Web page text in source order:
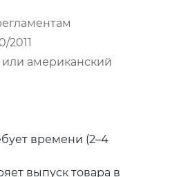
2011
или американский
времени (2–4
выпуск товара в